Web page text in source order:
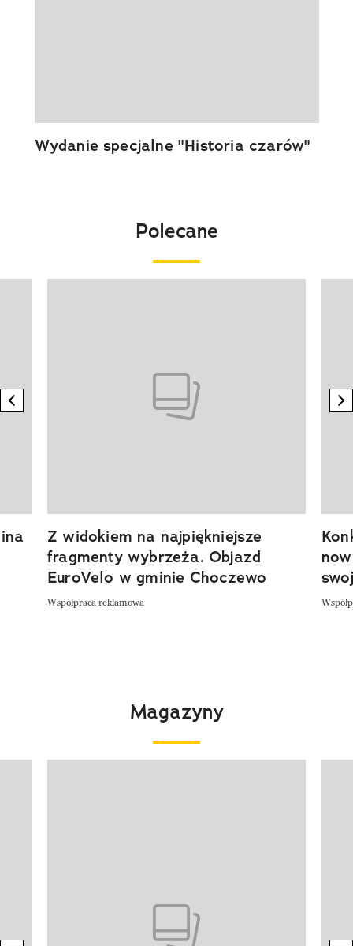
Wydanie specjalne "Historia czarów"
Polecane
previous element
Z widokiem na najpiękniejsze
fragmenty wybrzeża. Objazd
EuroVelo w gminie Choczewo
Współpraca reklamowa
Magazyny